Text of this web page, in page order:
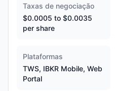
Taxas de negociação
$0.0005 to $0.0035
per share
Plataformas
TWS, IBKR Mobile, Web
Portal